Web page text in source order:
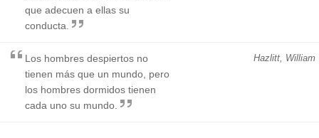
que adecuen a ellas su
conducta.
Hazlitt, William
Los hombres despiertos no
tienen más que un mundo, pero
los hombres dormidos tienen
cada uno su mundo.